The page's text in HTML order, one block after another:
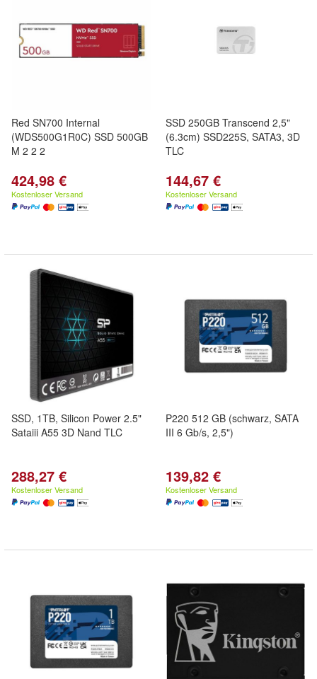
Red SN700 Internal
(WDS500G1R0C) SSD 500GB
M 2 2 2
424,98 €
Kostenloser Versand
SSD 250GB Transcend 2,5"
(6.3cm) SSD225S, SATA3, 3D
TLC
144,67 €
Kostenloser Versand
SSD, 1TB, Silicon Power 2.5"
Sataiii A55 3D Nand TLC
288,27 €
Kostenloser Versand
P220 512 GB (schwarz, SATA
III 6 Gb/s, 2,5")
139,82 €
Kostenloser Versand